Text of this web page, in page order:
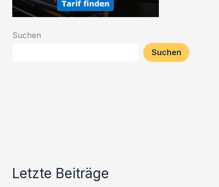
Suchen
Suchen
Letzte Beiträge